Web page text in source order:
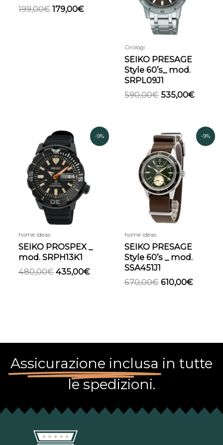
199,00€ 179,00€
Orologi
SEIKO PRESAGE
Style 60’s_ mod.
SRPL09J1
590,00€ 535,00€
-9%
home ideas
SEIKO PROSPEX _
mod. SRPH13K1
480,00€
Il
prezzo
originale
era:
480,00€.
435,00€
Il
prezzo
-9%
home ideas
SEIKO PRESAGE
Style 60’s _ mod.
SSA451J1
670,00€
Il
prezzo
originale
era:
670,00€.
610,00€
Il
prezzo
Assicurazione inclusa in tutte
le spedizioni.